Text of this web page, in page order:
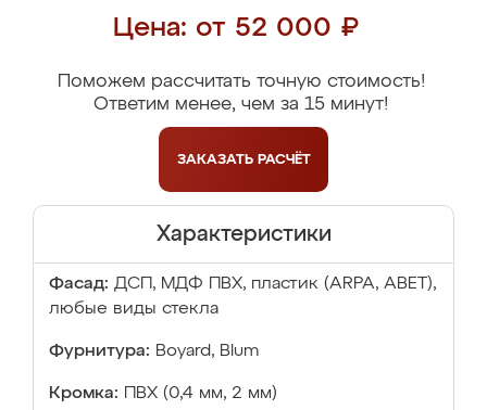
Цена: от 52 000 ₽
Поможем рассчитать точную стоимость!
Ответим менее, чем за 15 минут!
ЗАКАЗАТЬ РАСЧЁТ
Характеристики
Фасад: ДСП, МДФ ПВХ, пластик (ARPA, ABET),
любые виды стекла
Фурнитура: Boyard, Blum
Кромка: ПВХ (0,4 мм, 2 мм)